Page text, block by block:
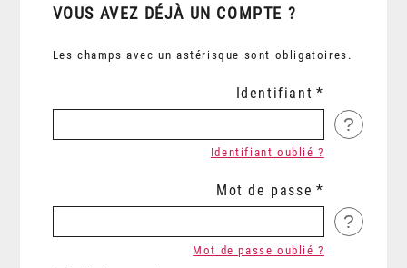
VOUS AVEZ DÉJÀ UN COMPTE ?
Les champs avec un astérisque sont obligatoires.
Identifiant
?
Identifiant oublié ?
Mot de passe
?
Mot de passe oublié ?